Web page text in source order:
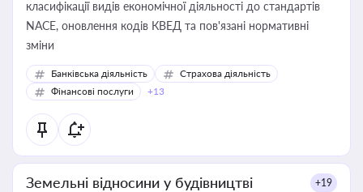
класифікації видів економічної діяльності до стандартів
NACE, оновлення кодів КВЕД та пов'язані нормативні
зміни
Банківська діяльність
Страхова діяльність
Фінансові послуги
+13
Земельні відносини у будівництві +19